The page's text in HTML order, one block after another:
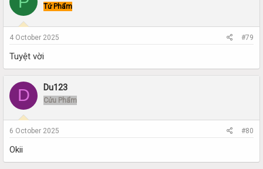
Tứ Phẩm
4 October 2025 #79
Tuyệt vời
D Du123
Cửu Phẩm
6 October 2025 #80
Okii